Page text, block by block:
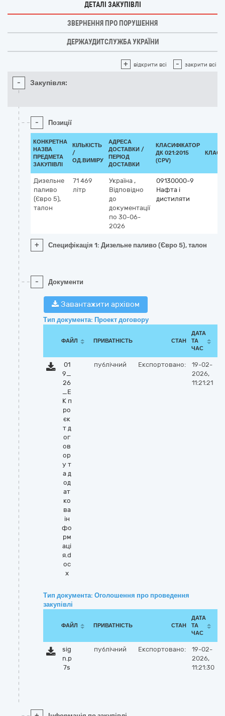
ДЕТАЛІ ЗАКУПІВЛІ
ЗВЕРНЕННЯ ПРО ПОРУШЕННЯ
ДЕРЖАУДИТСЛУЖБА УКРАЇНИ
+ відкрити всі - закрити всі
- Закупівля:
- Позиції
КОНКРЕТНА
НАЗВА
ПРЕДМЕТА
ЗАКУПІВЛІ
КІЛЬКІСТЬ
/
ОД.ВИМІРУ
АДРЕСА
ДОСТАВКИ /
ПЕРІОД
ДОСТАВКИ
КЛАСИФІКАТОР
ДК 021:2015
(CPV)
Дизельне
паливо
(Євро 5),
талон
71 469
літр
Україна ,
Відповідно
до
документації
по 30-06-
2026
09130000-9
Нафта і
дистиляти
+ Специфікація 1: Дизельне паливо (Євро 5), талон
- Документи
Завантажити архівом
Тип документа: Проект договору
ФАЙЛ ПРИВАТНІСТЬ СТАН
ДАТА
ТА
ЧАС
01
9_
26
_Е
К п
ро
єк
т д
ог
ов
ор
у т
а д
од
ат
ко
ва
ін
фо
рм
аці
я.d
oc
x
публічний Експортовано:
19-02-
2026,
11:21:21
Тип документа: Оголошення про проведення
закупівлі
ФАЙЛ ПРИВАТНІСТЬ СТАН
ДАТА
ТА
ЧАС
sig
n.p
7s
публічний Експортовано:
19-02-
2026,
11:21:30